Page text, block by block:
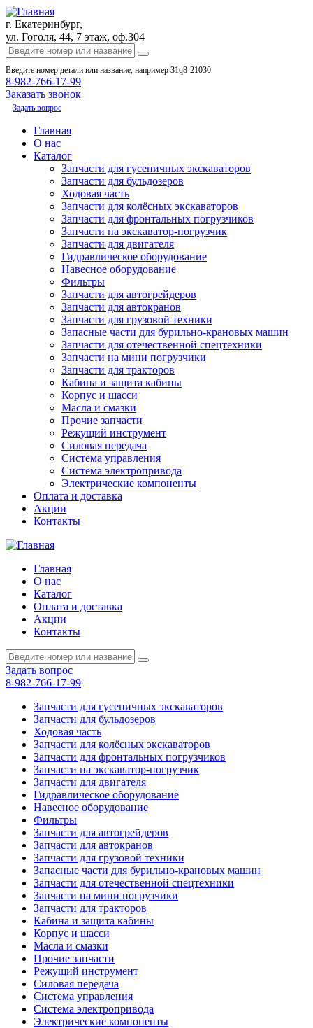
г. Екатеринбург,
ул. Гоголя, 44, 7 этаж, оф.304
Введите номер детали или название, например 31q8-21030
8-982-766-17-99
Заказать звонок
Задать вопрос
Главная
О нас
Каталог
Запчасти для гусеничных экскаваторов
Запчасти для бульдозеров
Ходовая часть
Запчасти для колёсных экскаваторов
Запчасти для фронтальных погрузчиков
Запчасти на экскаватор-погрузчик
Запчасти для двигателя
Гидравлическое оборудование
Навесное оборудование
Фильтры
Запчасти для автогрейдеров
Запчасти для автокранов
Запчасти для грузовой техники
Запасные части для бурильно-крановых машин
Запчасти для отечественной спецтехники
Запчасти на мини погрузчики
Запчасти для тракторов
Кабина и защита кабины
Корпус и шасси
Масла и смазки
Прочие запчасти
Режущий инструмент
Силовая передача
Система управления
Система электропривода
Электрические компоненты
Оплата и доставка
Акции
Контакты
Главная
О нас
Каталог
Оплата и доставка
Акции
Контакты
Задать вопрос
8-982-766-17-99
Запчасти для гусеничных экскаваторов
Запчасти для бульдозеров
Ходовая часть
Запчасти для колёсных экскаваторов
Запчасти для фронтальных погрузчиков
Запчасти на экскаватор-погрузчик
Запчасти для двигателя
Гидравлическое оборудование
Навесное оборудование
Фильтры
Запчасти для автогрейдеров
Запчасти для автокранов
Запчасти для грузовой техники
Запасные части для бурильно-крановых машин
Запчасти для отечественной спецтехники
Запчасти на мини погрузчики
Запчасти для тракторов
Кабина и защита кабины
Корпус и шасси
Масла и смазки
Прочие запчасти
Режущий инструмент
Силовая передача
Система управления
Система электропривода
Электрические компоненты